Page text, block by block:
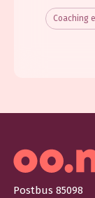
Coaching
Postbus 85098